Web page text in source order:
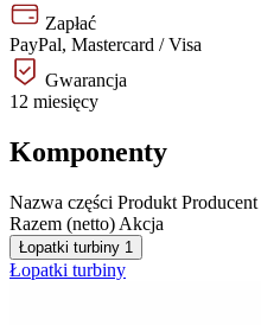
Zapłać
PayPal, Mastercard / Visa
Gwarancja
12 miesięcy
Komponenty
Nazwa części Produkt Producent
Razem (netto) Akcja
Łopatki turbiny 1
Łopatki turbiny